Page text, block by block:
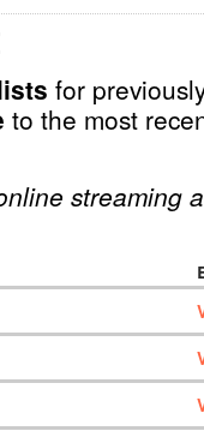
for
to the most
streaming